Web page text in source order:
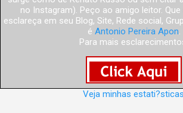
no Instagram). Peço ao amigo leitor. Que
esclareça em seu Blog, Site, Rede social,
é Antonio Pereira Apon
Para mais
Veja minhas estati?sticas